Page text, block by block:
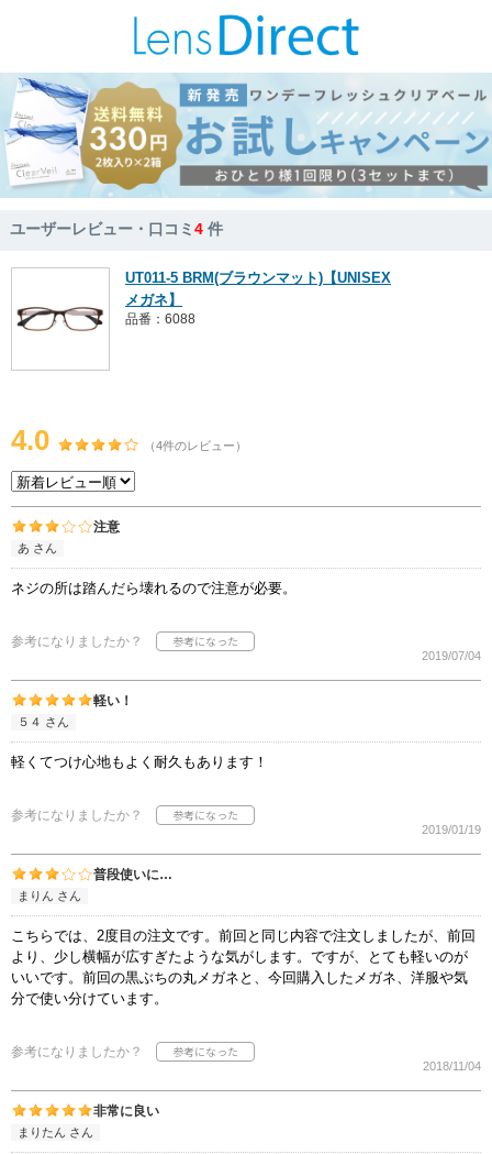
ユーザーレビュー・口コミ4 件
UT011-5 BRM(ブラウンマット)【UNISEX
メガネ】
品番：6088
4.0 （4件のレビュー）
注意
あ さん
ネジの所は踏んだら壊れるので注意が必要。
参考になりましたか？
2019/07/04
軽い！
５４ さん
軽くてつけ心地もよく耐久もあります！
参考になりましたか？
2019/01/19
普段使いに…
まりん さん
こちらでは、2度目の注文です。前回と同じ内容で注文しましたが、前回
より、少し横幅が広すぎたような気がします。ですが、とても軽いのが
いいです。前回の黒ぶちの丸メガネと、今回購入したメガネ、洋服や気
分で使い分けています。
参考になりましたか？
2018/11/04
非常に良い
まりたん さん